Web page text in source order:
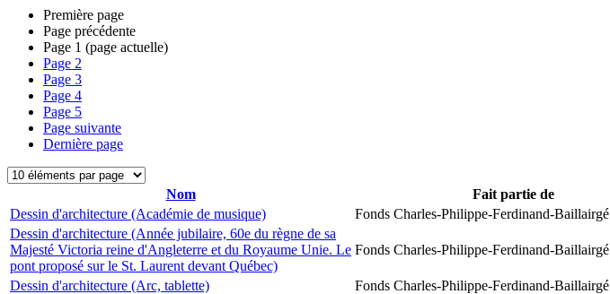
Première page
Page précédente
Page 1 (page actuelle)
Page 2
Page 3
Page 4
Page 5
Page suivante
Dernière page
Nom Fait partie de
Dessin d'architecture (Académie de musique)
Fonds Charles-Philippe-Ferdinand-Baillairgé
Dessin d'architecture (Année jubilaire, 60e du règne de sa
Majesté Victoria reine d'Angleterre et du Royaume Unie. Le
pont proposé sur le St. Laurent devant Québec)
Fonds Charles-Philippe-Ferdinand-Baillairgé
Dessin d'architecture (Arc, tablette) Fonds Charles-Philippe-Ferdinand-Baillairgé